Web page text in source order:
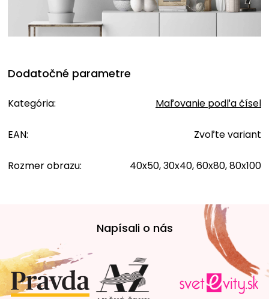
Dodatočné parametre
Kategória: Maľovanie podľa čísel
EAN: Zvoľte variant
Rozmer obrazu: 40x50, 30x40, 60x80, 80x100
t
i
e
Napísali o nás